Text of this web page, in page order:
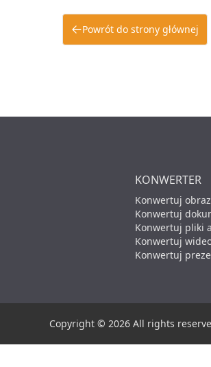
Powrót do strony głównej
KONWERTER
Konwertuj
Konwertuj
Konwertuj pliki
Konwertuj
Konwertuj
Copyright © 2026 All rights